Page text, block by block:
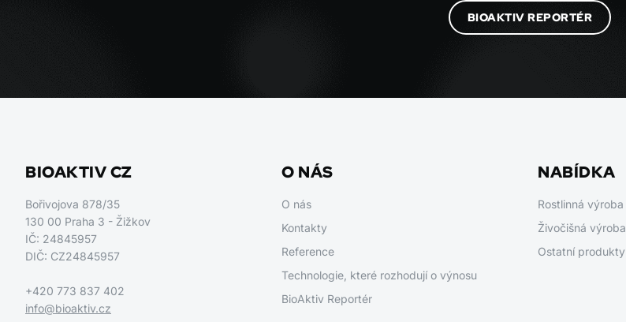
BIOAKTIV REPORTÉR
BIOAKTIV CZ
Bořivojova 878/35
130 00 Praha 3 - Žižkov
IČ: 24845957
DIČ: CZ24845957
+420 773 837 402
info@bioaktiv.cz
O NÁS
O nás
Kontakty
Reference
Technologie, které rozhodují o výnosu
BioAktiv Reportér
NABÍDKA
Rostlinná výroba
Živočišná výroba
Ostatní produkty